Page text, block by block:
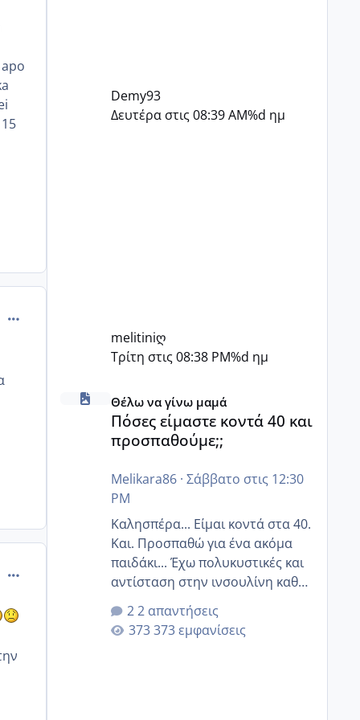
comment_477505
comment_477629
Demy93
Δευτέρα στις 08:39 AM%d ημ
melitiniღ
Τρίτη στις 08:38 PM%d ημ
Πόσες είμαστε κοντά 40 και προσπαθούμε;;
Θέλω να γίνω μαμά
Πόσες είμαστε κοντά 40 και
προσπαθούμε;;
Melikara86· Σάββατο στις 12:30
PM
Καλησπέρα... Είμαι κοντά στα 40.
Και. Προσπαθώ για ένα ακόμα
παιδάκι... Έχω πολυκυστικές και
αντίσταση στην ινσουλίνη καθώς
και χάσιμοτο! Έχω λίγα κιλά
παραπάνω και όσο κ αν
προσπαθώ δεν χάνω εύκολα!
2 απαντήσεις
373 εμφανίσεις